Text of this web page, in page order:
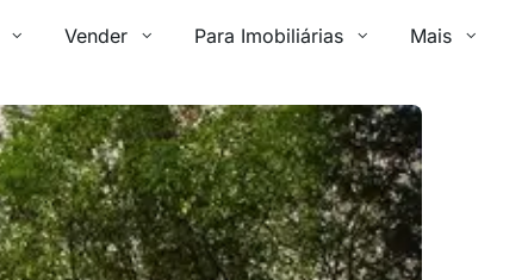
Vender Para Imobiliárias Mais